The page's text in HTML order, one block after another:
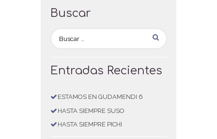
Buscar
Entradas Recientes
ESTAMOS EN GUDAMENDI 6
HASTA SIEMPRE SUSO
HASTA SIEMPRE PICHI